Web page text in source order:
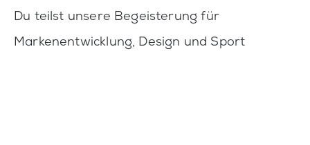
Du teilst unsere Begeisterung für
Markenentwicklung, Design und Sport